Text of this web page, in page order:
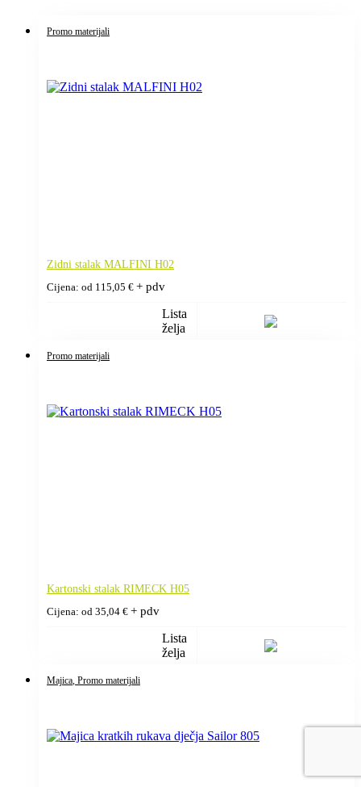
Promo materijali
Zidni stalak MALFINI H02
Cijena: od 115,05 € + pdv
Lista
želja
Promo materijali
Kartonski stalak RIMECK H05
Cijena: od 35,04 € + pdv
Lista
želja
Majica, Promo materijali